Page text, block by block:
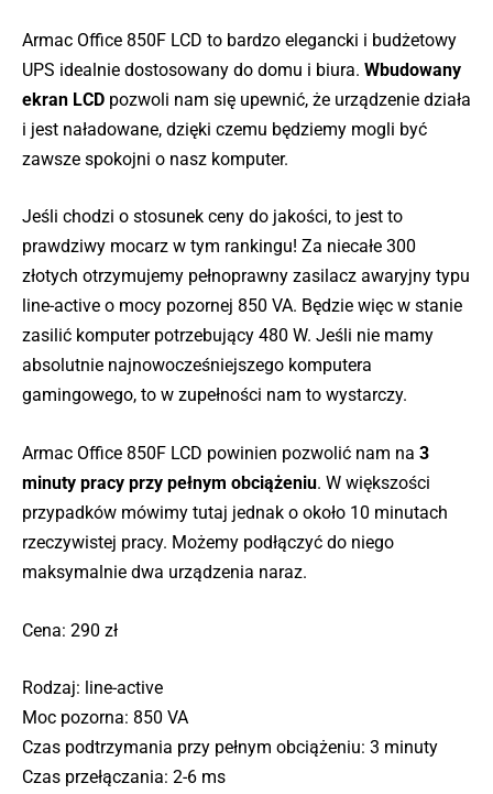
Armac Office 850F LCD to bardzo elegancki i budżetowy
UPS idealnie dostosowany do domu i biura. Wbudowany
ekran LCD pozwoli nam się upewnić, że urządzenie działa
i jest naładowane, dzięki czemu będziemy mogli być
zawsze spokojni o nasz komputer.
Jeśli chodzi o stosunek ceny do jakości, to jest to
prawdziwy mocarz w tym rankingu! Za niecałe 300
złotych otrzymujemy pełnoprawny zasilacz awaryjny typu
line-active o mocy pozornej 850 VA. Będzie więc w stanie
zasilić komputer potrzebujący 480 W. Jeśli nie mamy
absolutnie najnowocześniejszego komputera
gamingowego, to w zupełności nam to wystarczy.
Armac Office 850F LCD powinien pozwolić nam na 3
minuty pracy przy pełnym obciążeniu. W większości
przypadków mówimy tutaj jednak o około 10 minutach
rzeczywistej pracy. Możemy podłączyć do niego
maksymalnie dwa urządzenia naraz.
Cena: 290 zł
Rodzaj: line-active
Moc pozorna: 850 VA
Czas podtrzymania przy pełnym obciążeniu: 3 minuty
Czas przełączania: 2-6 ms